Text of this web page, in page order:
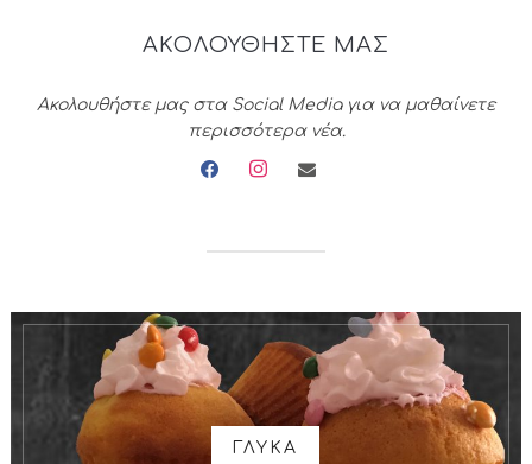
ΑΚΟΛΟΥΘΗΣΤΕ ΜΑΣ
Ακολουθήστε μας στα Social Media για να μαθαίνετε
περισσότερα νέα.
facebookinstagramenvelope
ΓΛΥΚΑ